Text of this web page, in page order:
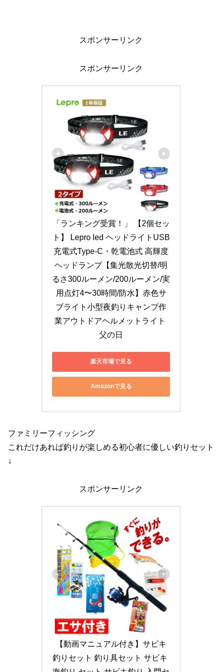
スポンサーリンク
スポンサーリンク
「ランキング受賞！」 【2個セッ
ト】 Lepro led ヘッドライトUSB
充電式Type-C・乾電池式 高輝度
ヘッドランプ【集光散光切替/明
るさ300ルーメン/200ルーメン/実
用点灯4〜30時間/防水】赤色サ
ブライト小型夜釣りキャンプ作
業アウトドアヘルメットライト
父の日
楽天市場で見る
Amazonで見る
ファミリーフィッシング
これだけあれば釣りが楽しめる初心者に優しい釣りセット
↓
スポンサーリンク
【動画マニュアル付き】サビキ
釣りセット 釣り具セット サビキ